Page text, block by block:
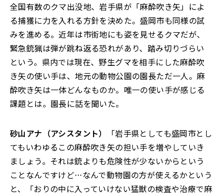
全国有数のクマ出没地、岩手県が「麻酔吹き矢」によ
る捕獲に力を入れる方針を決めた。盛岡市も同様の試
みを進める。近年は市街地にも姿を見せるクマだが、
緊急銃猟は弾が跳ね返る恐れがあり、踏み切りづらい
という。県内では現在、野生グマを相手にした麻酔吹
き矢の使い手は、地元の動物公園の園長ただ一人。麻
酔吹き矢は一体どんなものか。唯一の使い手が感じる
課題とは。園長に話を聞いた。
砂山アナ（アシスタント）
「岩手県としても盛岡市とし
てもいわゆるこの麻酔吹き矢の担い手を増やしていき
ましょう。それは銃よりも危険性が少ないからという
ことなんですけど…なんで動物園の方が使えるかという
と、「おりの中に入っていけない猛獣の検査や治療で麻